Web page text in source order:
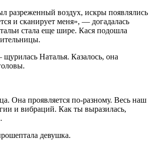
разреженный воздух, искры появлялись
и сканирует меня», — догадалась
стала еще шире. Кася подошла
Наталья. Казалось, она
Она проявляется по-разному. Весь наш
и вибраций. Как ты выразилась,
девушка.